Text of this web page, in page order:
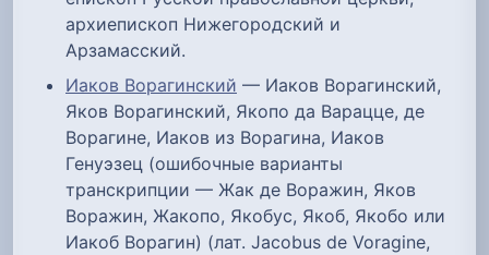
архиепископ Нижегородский и
Арзамасский.
Иаков Ворагинский — Иаков Ворагинский,
Яков Ворагинский, Якопо да Варацце, де
Ворагине, Иаков из Ворагина, Иаков
Генуэзец (ошибочные варианты
транскрипции — Жак де Воражин, Яков
Воражин, Жакопо, Якобус, Якоб, Якобо или
Иакоб Ворагин) (лат. Jacobus de Voragine,